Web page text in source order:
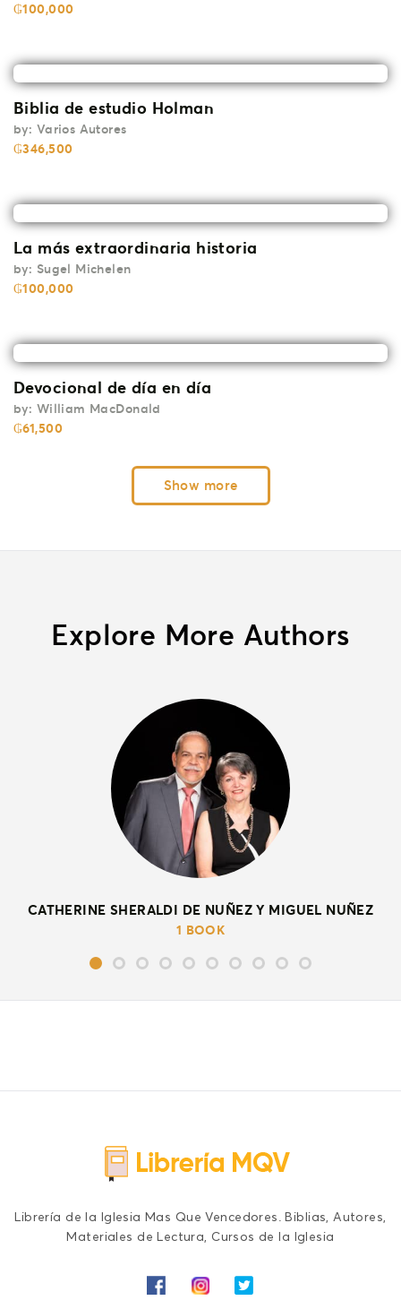
₲100,000
Biblia de estudio Holman
by: Varios Autores
₲346,500
La más extraordinaria historia
by: Sugel Michelen
₲100,000
Devocional de día en día
by: William MacDonald
₲61,500
Show more
Explore More Authors
CATHERINE SHERALDI DE NUÑEZ Y MIGUEL NUÑEZ
1 BOOK
Librería de la Iglesia Mas Que Vencedores. Biblias, Autores,
Materiales de Lectura, Cursos de la Iglesia